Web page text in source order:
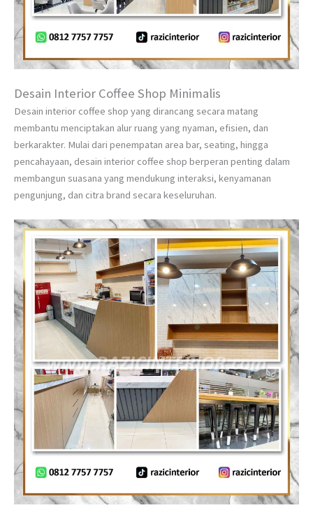
Desain Interior Coffee Shop Minimalis
Desain interior coffee shop yang dirancang secara matang
membantu menciptakan alur ruang yang nyaman, efisien, dan
berkarakter. Mulai dari penempatan area bar, seating, hingga
pencahayaan, desain interior coffee shop berperan penting dalam
membangun suasana yang mendukung interaksi, kenyamanan
pengunjung, dan citra brand secara keseluruhan.